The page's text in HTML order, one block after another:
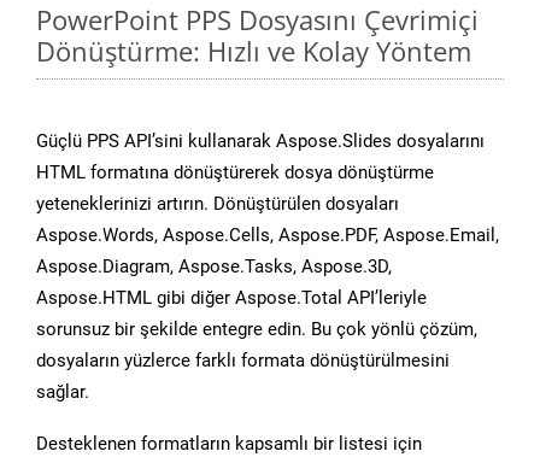
PowerPoint PPS Dosyasını Çevrimiçi
Dönüştürme: Hızlı ve Kolay Yöntem
Güçlü PPS API’sini kullanarak Aspose.Slides dosyalarını
HTML formatına dönüştürerek dosya dönüştürme
yeteneklerinizi artırın. Dönüştürülen dosyaları
Aspose.Words, Aspose.Cells, Aspose.PDF, Aspose.Email,
Aspose.Diagram, Aspose.Tasks, Aspose.3D,
Aspose.HTML gibi diğer Aspose.Total API’leriyle
sorunsuz bir şekilde entegre edin. Bu çok yönlü çözüm,
dosyaların yüzlerce farklı formata dönüştürülmesini
sağlar.
Desteklenen formatların kapsamlı bir listesi için